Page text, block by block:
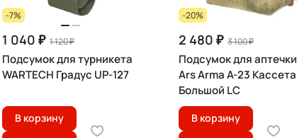
-7%
1 040 ₽ 1 120 ₽
Подсумок для турникета
WARTECH Градус UP-127
В корзину
-20%
2 480 ₽ 3 100 ₽
Подсумок для аптечки
Ars Arma А-23 Кассета
Большой LC
В корзину